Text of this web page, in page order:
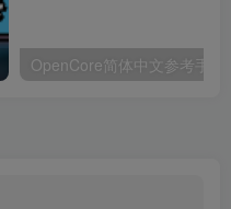
OpenCore简体中文参考手册